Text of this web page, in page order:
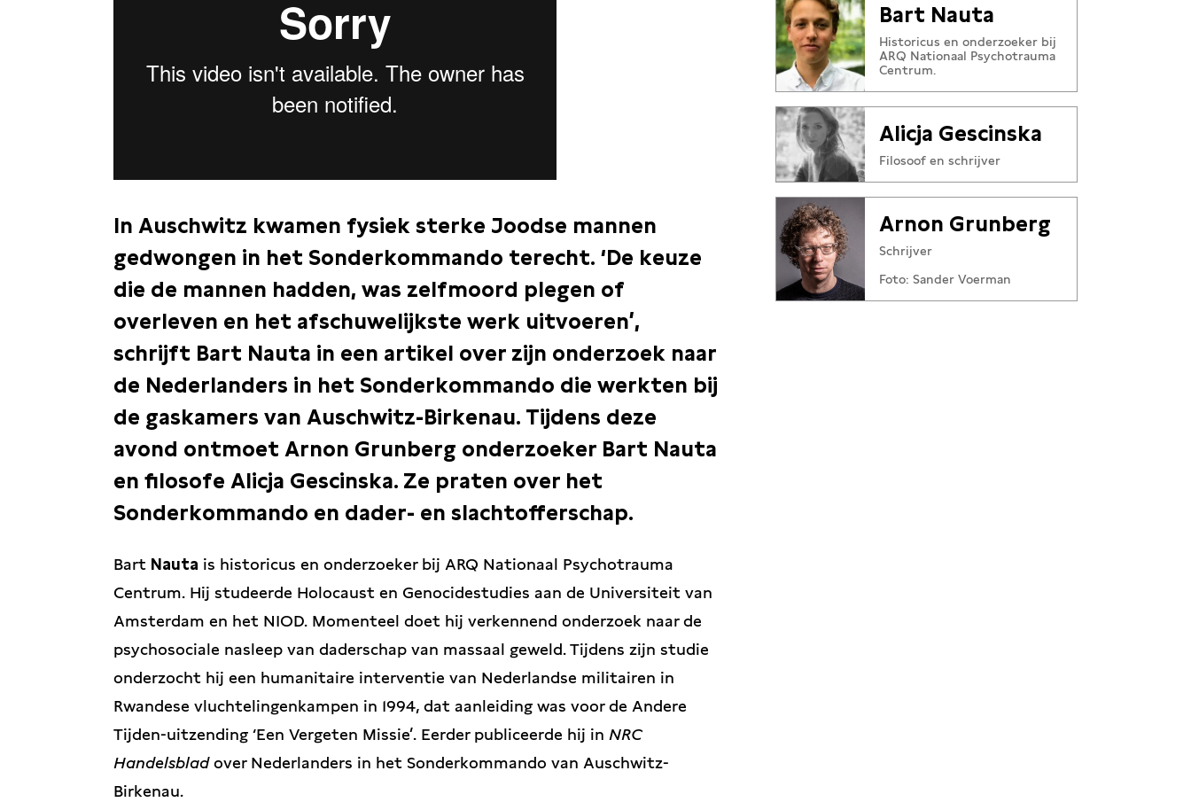
In Auschwitz kwamen fysiek sterke Joodse mannen
gedwongen in het Sonderkommando terecht. ‘De keuze
die de mannen hadden, was zelfmoord plegen of
overleven en het afschuwelijkste werk uitvoeren’,
schrijft Bart Nauta in een artikel over zijn onderzoek naar
de Nederlanders in het Sonderkommando die werkten bij
de gaskamers van Auschwitz-Birkenau. Tijdens deze
avond ontmoet Arnon Grunberg onderzoeker Bart Nauta
en filosofe Alicja Gescinska. Ze praten over het
Sonderkommando en dader- en slachtofferschap.
Bart Nauta is historicus en onderzoeker bij ARQ Nationaal Psychotrauma
Centrum. Hij studeerde Holocaust en Genocidestudies aan de Universiteit van
Amsterdam en het NIOD. Momenteel doet hij verkennend onderzoek naar de
psychosociale nasleep van daderschap van massaal geweld. Tijdens zijn studie
onderzocht hij een humanitaire interventie van Nederlandse militairen in
Rwandese vluchtelingenkampen in 1994, dat aanleiding was voor de Andere
Tijden-uitzending ‘Een Vergeten Missie’. Eerder publiceerde hij in NRC
Handelsbladover Nederlanders in het Sonderkommando van Auschwitz-
Birkenau.
Bart Nauta
Historicus en onderzoeker bij
ARQ Nationaal Psychotrauma
Centrum.
Alicja Gescinska
Filosoof en schrijver
Arnon Grunberg
Schrijver
Foto: Sander Voerman